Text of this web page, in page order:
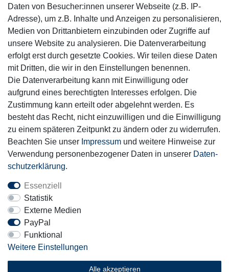
Mitglied
Motor-Fit
© Copyright 2026 | Alle Rechte vorbehalten.
Daten von Besucher:innen unserer Webseite (z.B. IP-
Adresse), um z.B. Inhalte und Anzeigen zu personalisieren,
Medien von Drittanbietern einzubinden oder Zugriffe auf
unsere Website zu analysieren. Die Datenverarbeitung
erfolgt erst durch gesetzte Cookies. Wir teilen diese Daten
mit Dritten, die wir in den Einstellungen benennen.
Die Datenverarbeitung kann mit Einwilligung oder
aufgrund eines berechtigten Interesses erfolgen. Die
Zustimmung kann erteilt oder abgelehnt werden. Es
besteht das Recht, nicht einzuwilligen und die Einwilligung
zu einem späteren Zeitpunkt zu ändern oder zu widerrufen.
Beachten Sie unser Impressum und weitere Hinweise zur
Verwendung personenbezogener Daten in unserer Daten­
schutz­erklärung.
Essenziell
Statistik
Externe Medien
PayPal
Funktional
Weitere Einstellungen
Alle akzeptieren